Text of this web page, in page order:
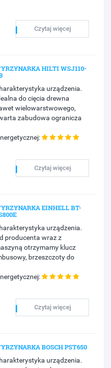
Czytaj więcej
HILTI WSJ110-
urządzenia.
do cięcia drewna
wielowarstwowego,
zabudowa ogranicza
Czytaj więcej
EINHELL BT-
urządzenia.
producenta wraz z
otrzymamy klucz
brzeszczoty do
Czytaj więcej
BOSCH PST650
urządzenia.